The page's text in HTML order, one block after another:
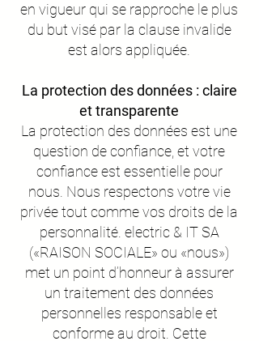
en vigueur qui se rapproche le plus
du but visé par la clause invalide
est alors appliquée.
La protection des données : claire
et transparente
La protection des données est une
question de confiance, et votre
confiance est essentielle pour
nous. Nous respectons votre vie
privée tout comme vos droits de la
personnalité. electric & IT SA
(«RAISON SOCIALE» ou «nous»)
met un point d’honneur à assurer
un traitement des données
personnelles responsable et
conforme au droit. Cette